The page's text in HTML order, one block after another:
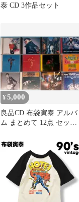
泰 CD 3作品セット
¥5,000
良品CD 布袋寅泰 アルバ
ム まとめて 12点 セット